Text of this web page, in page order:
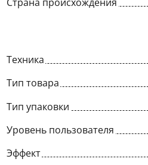
Техника
Тип товара
Тип упаковки
Уровень пользователя
Эффект